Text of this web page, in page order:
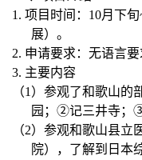
1. 项目时间： 10月下旬
展）。
2. 申请要求：无语言要
3. 主要内容
（1 ）参观了和歌山的
园；②记三井寺；
（2）参观和歌山县立
院），了解到日本